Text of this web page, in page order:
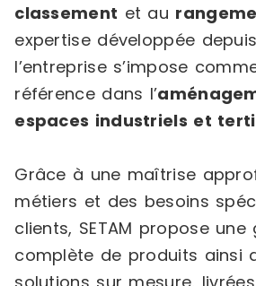
classement et au
expertise développée
l’entreprise s’impose
référence dans l’
espaces industriels et
Grâce à une maîtrise
métiers et des besoins
clients, SETAM propose une
complète de produits ainsi